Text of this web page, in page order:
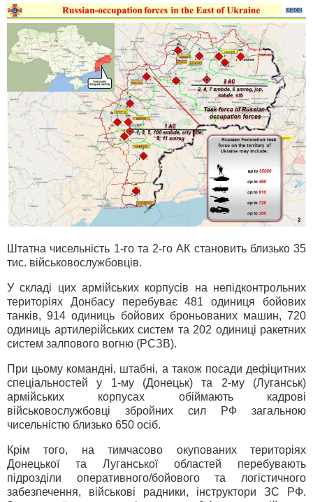
Штатна чисельність 1-го та 2-го АК становить близько 35
тис. військовослужбовців.
У складі цих армійських корпусів на непідконтрольних
територіях Донбасу перебуває 481 одиниця бойових
танків, 914 одиниць бойових броньованих машин, 720
одиниць артилерійських систем та 202 одиниці ракетних
систем залпового вогню (РСЗВ).
При цьому командні, штабні, а також посади дефіцитних
спеціальностей у 1-му (Донецьк) та 2-му (Луганськ)
армійських корпусах обіймають кадрові
військовослужбовці збройних сил РФ загальною
чисельністю близько 650 осіб.
Крім того, на тимчасово окупованих територіях
Донецької та Луганської областей перебувають
підрозділи оперативного/бойового та логістичного
забезпечення, військові радники, інструктори ЗС РФ.